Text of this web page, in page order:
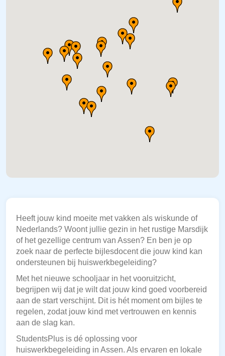
Heeft jouw kind moeite met vakken als wiskunde of
Nederlands? Woont jullie gezin in het rustige Marsdijk
of het gezellige centrum van Assen? En ben je op
zoek naar de perfecte bijlesdocent die jouw kind kan
ondersteunen bij huiswerkbegeleiding?
Met het nieuwe schooljaar in het vooruitzicht,
begrijpen wij dat je wilt dat jouw kind goed voorbereid
aan de start verschijnt. Dit is hét moment om bijles te
regelen, zodat jouw kind met vertrouwen en kennis
aan de slag kan.
StudentsPlus is dé oplossing voor
huiswerkbegeleiding in Assen. Als ervaren en lokale